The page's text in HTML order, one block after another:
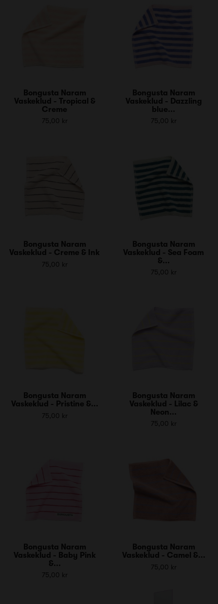
Bongusta Naram
Vaskeklud - Tropical &
Creme
75,00 kr
Bongusta Naram
Vaskeklud - Dazzling
blue...
75,00 kr
Bongusta Naram
Vaskeklud - Creme & Ink
75,00 kr
Bongusta Naram
Vaskeklud - Sea Foam
&...
75,00 kr
Bongusta Naram
Vaskeklud - Pristine &...
75,00 kr
Bongusta Naram
Vaskeklud - Lilac &
Neon...
75,00 kr
Bongusta Naram
Vaskeklud - Baby Pink
&...
75,00 kr
Bongusta Naram
Vaskeklud - Camel &...
75,00 kr